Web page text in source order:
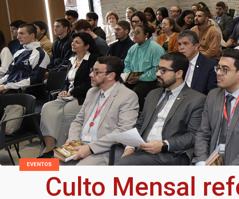
EVENTOS
Culto Mensal